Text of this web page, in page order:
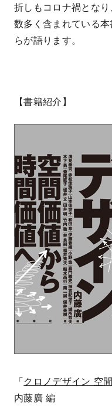
折しもコロナ禍とな
数多く含まれている
らが語ります。
【書籍紹介】
「クロノデザイン 空
内藤廣 編